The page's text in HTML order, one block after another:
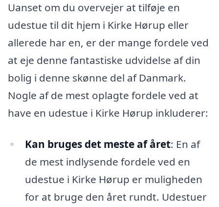
Uanset om du overvejer at tilføje en
udestue til dit hjem i Kirke Hørup eller
allerede har en, er der mange fordele ved
at eje denne fantastiske udvidelse af din
bolig i denne skønne del af Danmark.
Nogle af de mest oplagte fordele ved at
have en udestue i Kirke Hørup inkluderer:
Kan bruges det meste af året: En af
de mest indlysende fordele ved en
udestue i Kirke Hørup er muligheden
for at bruge den året rundt. Udestuer